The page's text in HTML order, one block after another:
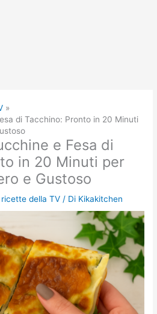
di Tacchino: Pronto in 20 Minuti
e Fesa di
in 20 Minuti per
e Gustoso
ricette della TV / Di Kikakitchen